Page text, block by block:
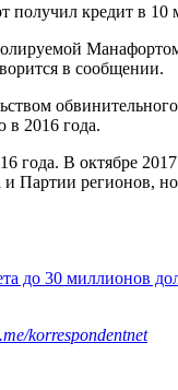
кредит в 10
в сообщении.
в 2016 года.
В октябре
Партии регионов,
до 30 миллионов
korrespondentnet